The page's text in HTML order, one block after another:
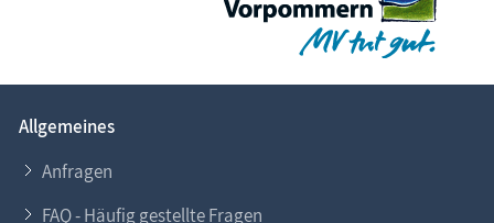
Allgemeines
Anfragen
FAQ - Häufig gestellte Fragen